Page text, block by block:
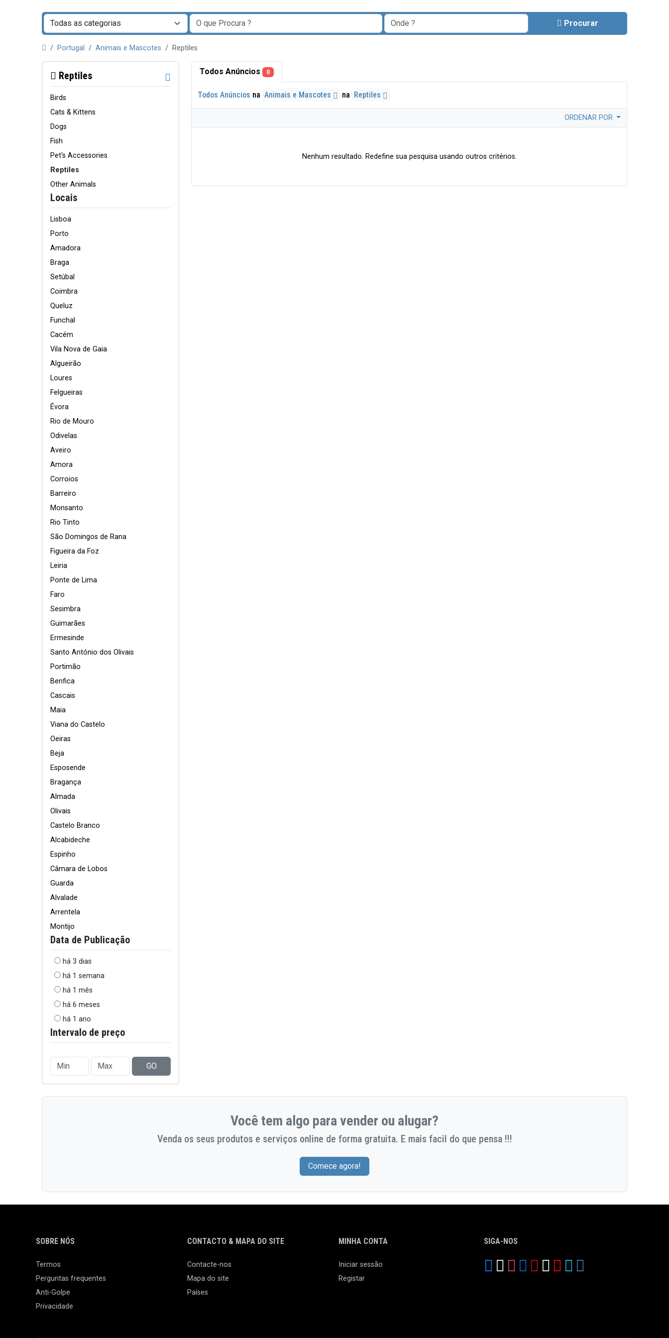
Procurar
Portugal Animais e Mascotes Reptiles
Reptiles
Birds
Cats & Kittens
Dogs
Fish
Pet's Accessories
Reptiles
Other Animals
Locais
Lisboa
Porto
Amadora
Braga
Setúbal
Coimbra
Queluz
Funchal
Cacém
Vila Nova de Gaia
Algueirão
Loures
Felgueiras
Évora
Rio de Mouro
Odivelas
Aveiro
Amora
Corroios
Barreiro
Monsanto
Rio Tinto
São Domingos de Rana
Figueira da Foz
Leiria
Ponte de Lima
Faro
Sesimbra
Guimarães
Ermesinde
Santo António dos Olivais
Portimão
Benfica
Cascais
Maia
Viana do Castelo
Oeiras
Beja
Esposende
Bragança
Almada
Olivais
Castelo Branco
Alcabideche
Espinho
Câmara de Lobos
Guarda
Alvalade
Arrentela
Montijo
Data de Publicação
há 3 dias
há 1 semana
há 1 mês
há 6 meses
há 1 ano
Intervalo de preço
GO
Todos Anúncios 0
Todos Anúncios na Animais e Mascotes na Reptiles
ORDENAR POR
Nenhum resultado. Redefine sua pesquisa usando outros critérios.
Você tem algo para vender ou alugar?
Venda os seus produtos e serviços online de forma gratuita. E mais facil do que pensa !!!
Comece agora!
SOBRE NÓS
Termos
Perguntas frequentes
Anti-Golpe
Privacidade
CONTACTO & MAPA DO SITE
Contacte-nos
Mapa do site
Países
MINHA CONTA
Iniciar sessão
Registar
SIGA-NOS